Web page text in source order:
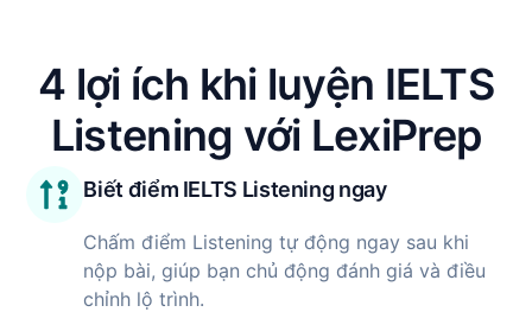
4 lợi ích khi luyện IELTS
Listening với LexiPrep
Biết điểm IELTS Listening ngay
Chấm điểm Listening tự động ngay sau khi
nộp bài, giúp bạn chủ động đánh giá và điều
chỉnh lộ trình.